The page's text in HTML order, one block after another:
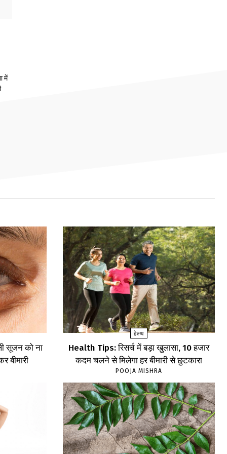
में
सूजन को ना
बीमारी
हेल्थ
Health Tips: रिसर्च में बड़ा खुलासा, 10 हजार
कदम चलने से मिलेगा हर बीमारी से छुटकारा
POOJA MISHRA